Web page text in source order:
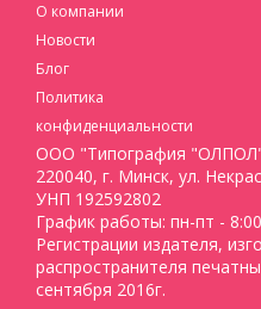
О компании
Новости
Блог
Политика
конфиденциальности
ООО "Типография
220040, г. Минск, ул.
УНП 192592802
График работы: пн-пт -
Регистрации издателя,
распространителя
сентября 2016г.